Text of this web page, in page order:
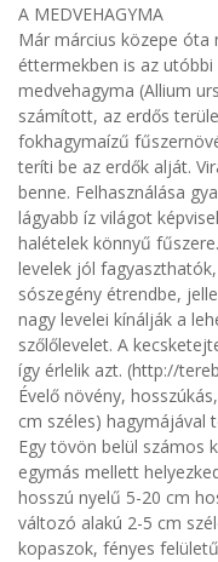
A MEDVEHAGYMA
Már március közepe óta
éttermekben is az
medvehagyma (Allium
számított, az erdős
fokhagymaízű
teríti be az erdők alját.
benne. Felhasználása
lágyabb íz világot
halételek könnyű
levelek jól
sószegény étrendbe,
nagy levelei kínálják a
szőlőlevelet. A
így érlelik azt. (http://
Évelő növény,
cm széles) hagymájával
Egy tövön belül számos
egymás mellett
hosszú nyelű 5-20 cm
változó alakú 2-5 cm
kopaszok, fényes